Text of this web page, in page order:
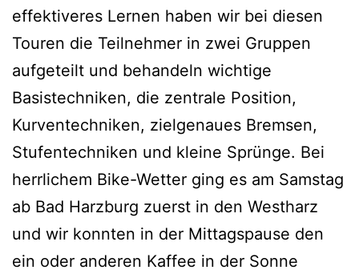
effektiveres Lernen haben wir bei diesen
Touren die Teilnehmer in zwei Gruppen
aufgeteilt und behandeln wichtige
Basistechniken, die zentrale Position,
Kurventechniken, zielgenaues Bremsen,
Stufentechniken und kleine Sprünge. Bei
herrlichem Bike-Wetter ging es am Samstag
ab Bad Harzburg zuerst in den Westharz
und wir konnten in der Mittagspause den
ein oder anderen Kaffee in der Sonne